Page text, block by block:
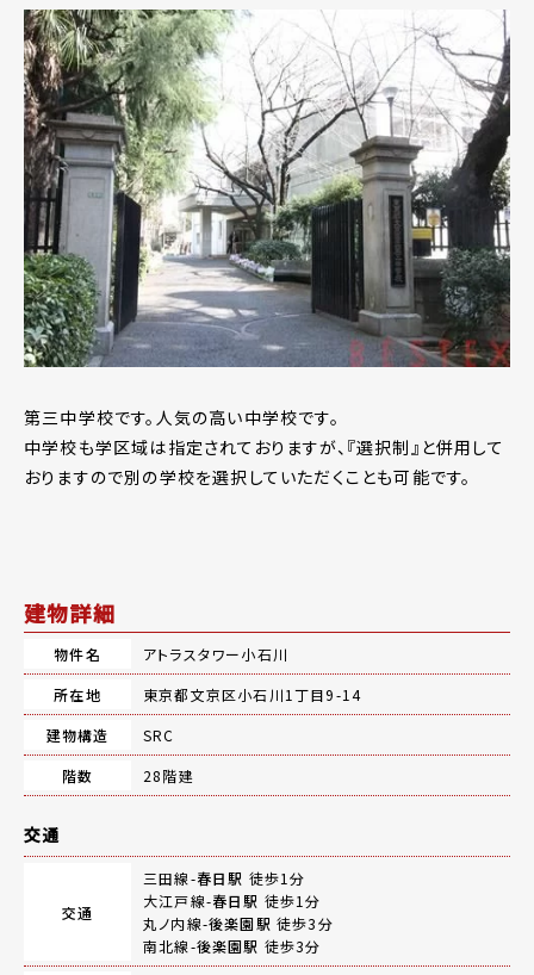
第三中学校です。人気の高い中学校です。
中学校も学区域は指定されておりますが、『選択制』と併用して
おりますので別の学校を選択していただくことも可能です。
建物詳細
物件名
アトラスタワー小石川
所在地
東京都文京区小石川1丁目9-14
建物構造
SRC
階数
28階建
交通
交通
三田線-春日駅 徒歩1分
大江戸線-春日駅 徒歩1分
丸ノ内線-後楽園駅 徒歩3分
南北線-後楽園駅 徒歩3分